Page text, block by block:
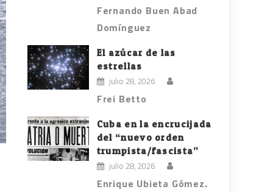
Fernando Buen Abad
Domínguez
El azúcar de las
estrellas
julio 28, 2026
Frei Betto
Cuba en la encrucijada
del “nuevo orden
trumpista/fascista”
julio 28, 2026
Enrique Ubieta Gómez.